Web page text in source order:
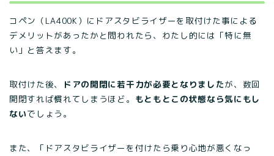
コペン（LA400K）にドアスタビライザーを取付けた事による
デメリットがあったかと問われたら、わたし的には「特に無
い」と答えます。
取付けた後、 ドアの開閉に若干力が必要となりましたが、数回
開閉すれば慣れてしまうほど。 もともとこの状態なら気にもし
ないでしょう。
また、「ドアスタビライザーを付けたら乗り心地が悪くなっ